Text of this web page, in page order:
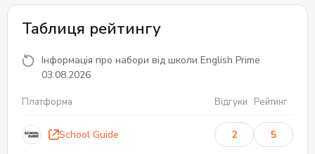
Таблиця рейтингу
Інформація про набори від школи English Prime
03.08.2026
Платформа Відгуки Рейтинг
School Guide 2 5